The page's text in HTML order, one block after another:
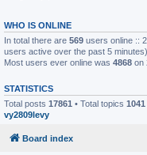
WHO IS ONLINE
In total there are 569 users online ::
users active over the past 5 minutes)
Most users ever online was 4868 on
STATISTICS
Total posts 17861 • Total topics 1041
vy2809levy
Board index